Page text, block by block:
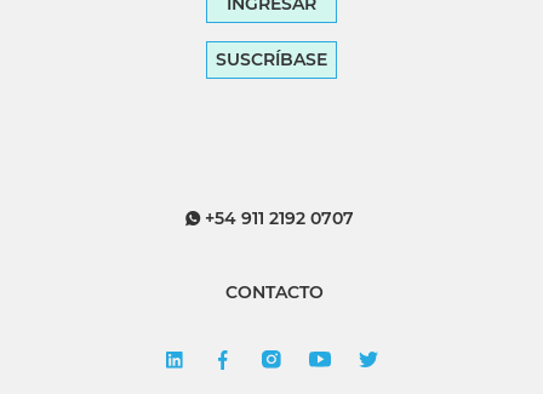
SUSCRÍBASE
+54 911 2192 0707
CONTACTO